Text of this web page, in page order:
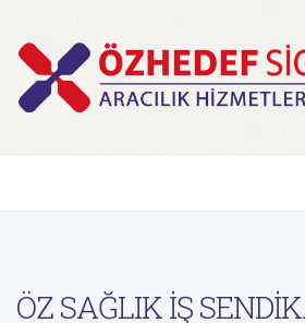
ÖZ SAĞLIK İŞ